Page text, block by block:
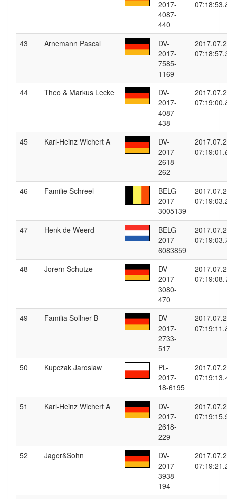
2017-
4087-
440
07:18:53.
43 Arnemann Pascal
DV-
2017-
7585-
1169
07:18:57.
44 Theo & Markus Lecke
DV-
2017-
4087-
438
07:19:00.
45 Karl-Heinz Wichert A
DV-
2017-
2618-
262
07:19:01.
46 Familie Schreel
BELG-
2017-
3005139
07:19:03.
47 Henk de Weerd
BELG-
2017-
6083859
07:19:03.
48 Jorern Schutze
DV-
2017-
3080-
470
07:19:08.
49 Familia Sollner B
DV-
2017-
2733-
517
07:19:11.
50 Kupczak Jaroslaw
PL-
2017-
18-6195
07:19:13.
51 Karl-Heinz Wichert A
DV-
2017-
2618-
229
07:19:15.
52 Jager&Sohn
DV-
2017-
3938-
194
07:19:21.